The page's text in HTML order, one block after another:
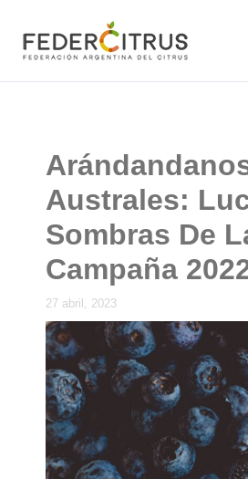
contenido
Australes:
Sombras De
Campaña
27 abril, 2023